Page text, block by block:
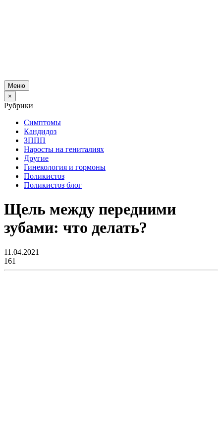
Меню
×
Рубрики
Симптомы
Кандидоз
ЗППП
Наросты на гениталиях
Другие
Гинекология и гормоны
Поликистоз
Поликистоз блог
Щель между передними
зубами: что делать?
11.04.2021
161